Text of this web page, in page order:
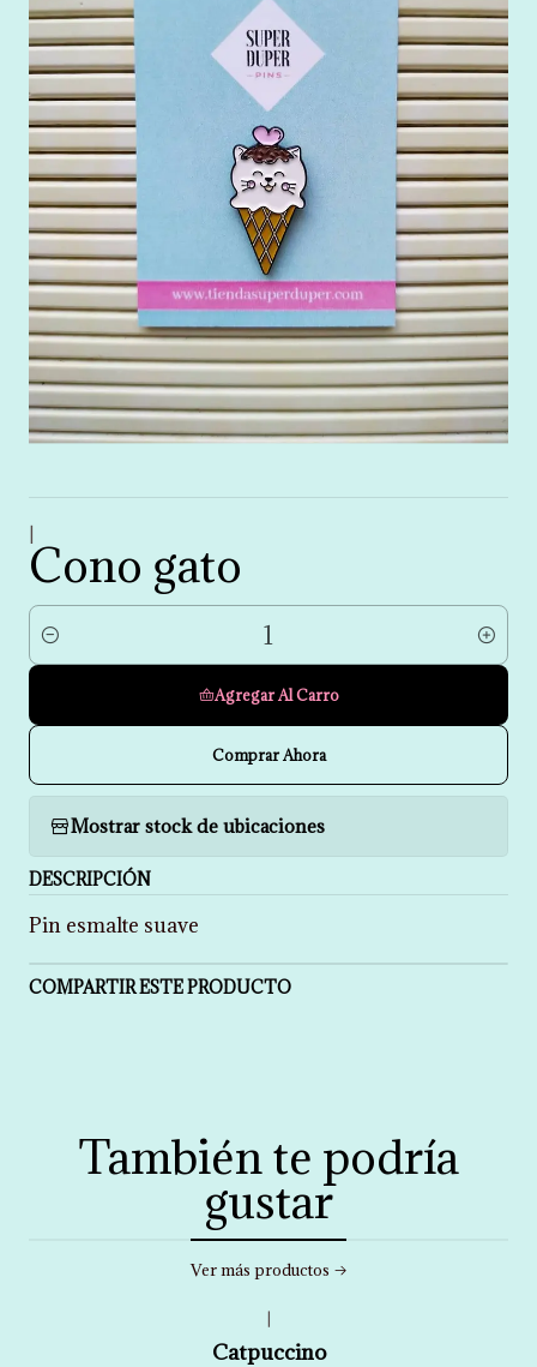
Cono gato
Cantidad
Agregar Al Carro
Comprar Ahora
Mostrar stock de ubicaciones
DESCRIPCIÓN
Pin esmalte suave
COMPARTIR ESTE PRODUCTO
También te podría
gustar
Ver más productos
Catpuccino